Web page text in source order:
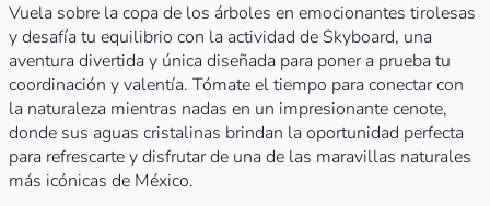
Vuela sobre la copa de los árboles en emocionantes tirolesas
y desafía tu equilibrio con la actividad de Skyboard, una
aventura divertida y única diseñada para poner a prueba tu
coordinación y valentía. Tómate el tiempo para conectar con
la naturaleza mientras nadas en un impresionante cenote,
donde sus aguas cristalinas brindan la oportunidad perfecta
para refrescarte y disfrutar de una de las maravillas naturales
más icónicas de México.